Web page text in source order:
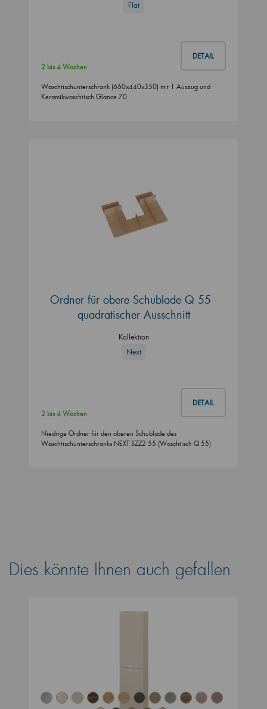
Flat
DETAIL
2 bis 4 Wochen
Waschtischunterschrank (660x440x350) mit 1 Auszug und
Keramikwaschtisch Glance 70
Ordner für obere Schublade Q 55 -
quadratischer Ausschnitt
Kollektion
Next
DETAIL
2 bis 4 Wochen
Niedrige Ordner für den oberen Schublade des
Waschtischunterschranks NEXT SZZ2 55 (Waschtisch Q 55)
Dies könnte Ihnen auch gefallen